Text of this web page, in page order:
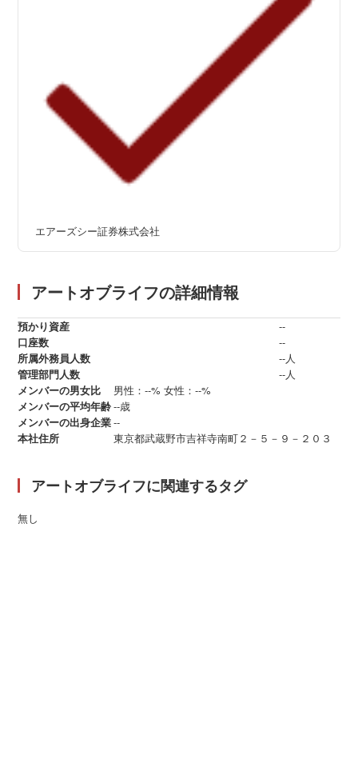
エアーズシー証券株式会社
アートオブライフの詳細情報
預かり資産
--
口座数
--
所属外務員人数
--人
管理部門人数
--人
メンバーの男女比
男性：--% 女性：--%
メンバーの平均年齢--歳
メンバーの出身企業--
本社住所
東京都武蔵野市吉祥寺南町２－５－９－２０３
アートオブライフに関連するタグ
無し